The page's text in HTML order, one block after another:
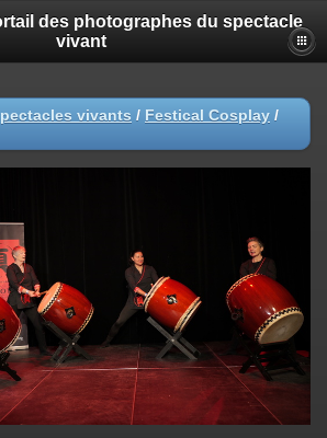
des photographes du spectacle
vivant
vivants / Festical Cosplay /